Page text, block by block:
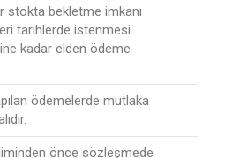
stokta bekletme imkanı
tarihlerde istenmesi
kadar elden ödeme
ödemelerde mutlaka
önce sözleşmede